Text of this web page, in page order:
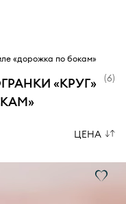
«дорожка по бокам»
«КРУГ»
(6)
ЦЕНА